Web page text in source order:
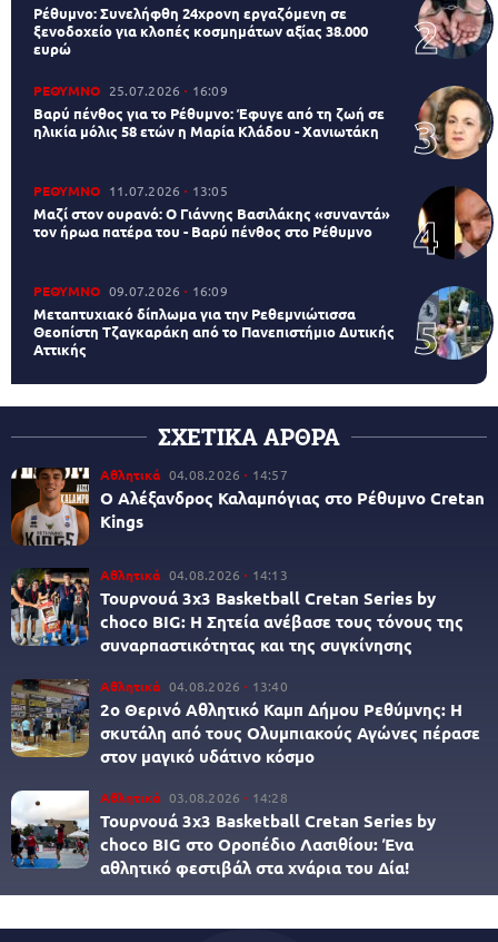
Ρέθυμνο: Συνελήφθη 24χρονη εργαζόμενη σε
ξενοδοχείο για κλοπές κοσμημάτων αξίας 38.000
ευρώ
ΡΕΘΥΜΝΟ 25.07.2026 16:09
Βαρύ πένθος για το Ρέθυμνο: Έφυγε από τη ζωή σε
ηλικία μόλις 58 ετών η Μαρία Κλάδου - Χανιωτάκη
ΡΕΘΥΜΝΟ 11.07.2026 13:05
Μαζί στον ουρανό: Ο Γιάννης Βασιλάκης «συναντά»
τον ήρωα πατέρα του - Βαρύ πένθος στο Ρέθυμνο
ΡΕΘΥΜΝΟ 09.07.2026 16:09
Μεταπτυχιακό δίπλωμα για την Ρεθεμνιώτισσα
Θεοπίστη Τζαγκαράκη από το Πανεπιστήμιο Δυτικής
Αττικής
ΣΧΕΤΙΚΑ ΑΡΘΡΑ
Αθλητικά 04.08.2026 14:57
Ο Αλέξανδρος Καλαμπόγιας στο Ρέθυμνο Cretan
Kings
Αθλητικά 04.08.2026 14:13
Τουρνουά 3x3 Βasketball Cretan Series by
choco BIG: Η Σητεία ανέβασε τους τόνους της
συναρπαστικότητας και της συγκίνησης
Αθλητικά 04.08.2026 13:40
2ο Θερινό Αθλητικό Καμπ Δήμου Ρεθύμνης: Η
σκυτάλη από τους Ολυμπιακούς Αγώνες πέρασε
στον μαγικό υδάτινο κόσμο
Αθλητικά 03.08.2026 14:28
Τουρνουά 3x3 Βasketball Cretan Series by
choco BIG στο Οροπέδιο Λασιθίου: Ένα
αθλητικό φεστιβάλ στα χνάρια του Δία!